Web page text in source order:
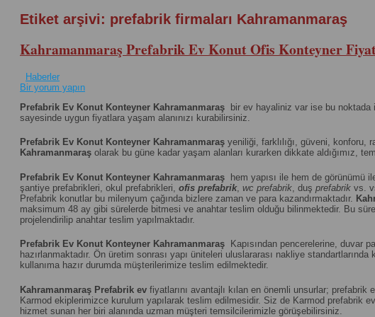
Etiket arşivi: prefabrik firmaları Kahramanmaraş
Kahramanmaraş Prefabrik Ev Konut Ofis Konteyner
Haberler
Bir yorum yapın
Prefabrik Ev Konut Konteyner Kahramanmaraş bir ev hayaliniz var ise bu noktada
sayesinde uygun fiyatlara yaşam alanınızı kurabilirsiniz.
Prefabrik Ev Konut Konteyner Kahramanmaraş yeniliği, farklılığı, güveni, konforu,
Kahramanmaraş olarak bu güne kadar yaşam alanları kurarken dikkate aldığımız,
Prefabrik Ev Konut Konteyner Kahramanmaraş hem yapısı ile hem de görünümü
şantiye prefabrikleri, okul prefabrikleri, ofis prefabrik, wc prefabrik , duş prefabrik vs.
Prefabrik konutlar bu milenyum çağında bizlere zaman ve para kazandırmaktadır.
maksimum 48 ay gibi sürelerde bitmesi ve anahtar teslim olduğu bilinmektedir. Bu
projelendirilip anahtar teslim yapılmaktadır.
Prefabrik Ev Konut Konteyner Kahramanmaraş Kapısından pencerelerine, duvar
hazırlanmaktadır. Ön üretim sonrası yapı üniteleri uluslararası nakliye
kullanıma hazır durumda müşterilerimize teslim edilmektedir.
Kahramanmaraş Prefabrik ev fiyatlarını avantajlı kılan en önemli unsurlar;
Karmod ekiplerimizce kurulum yapılarak teslim edilmesidir. Siz de Karmod prefabrik
hizmet sunan her biri alanında uzman müşteri temsilcilerimizle görüşebilirsiniz.